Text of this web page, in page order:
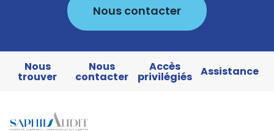
Nous contacter
Nous
trouver
Nous
contacter
Accès
privilégiés Assistance